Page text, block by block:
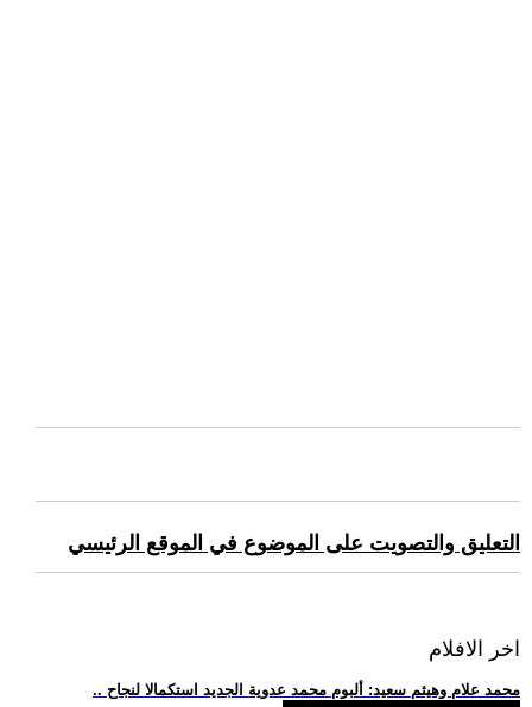
التعليق والتصويت على الموضوع في الموقع الرئيسي
اخر الافلام
.. محمد علام وهيثم سعيد: ألبوم محمد عدوية الجديد استكمالا لنجاح